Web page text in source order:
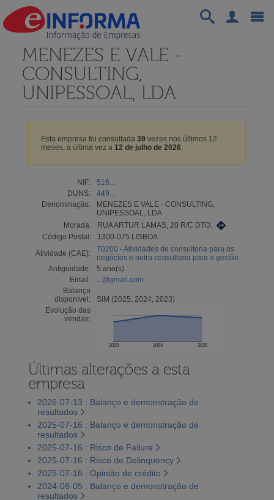
MENEZES E VALE -
CONSULTING,
UNIPESSOAL, LDA
Esta empresa foi consultada 39 vezes nos últimos 12
meses, a última vez a 12 de julho de 2026.
NIF:
516...
DUNS:
449...
Denominação:
MENEZES E VALE - CONSULTING,
UNIPESSOAL, LDA
Morada:
RUA ARTUR LAMAS, 20 R/C DTO.
Código Postal:
1300-075 LISBOA
Atividade (CAE):
70200 - Atividades de consultoria para os
negócios e outra consultoria para a gestão
Antiguidade:
5 ano(s)
Email:
...@gmail.com
Balanço
disponível:
SIM (2025, 2024, 2023)
Evolução das
vendas:
2023 2024 2025
Últimas alterações a esta
empresa
2026-07-13 : Balanço e demonstração de
resultados
2025-07-16 : Balanço e demonstração de
resultados
2025-07-16 : Risco de Failure
2025-07-16 : Risco de Delinquency
2025-07-16 : Opinião de crédito
2024-08-05 : Balanço e demonstração de
resultados